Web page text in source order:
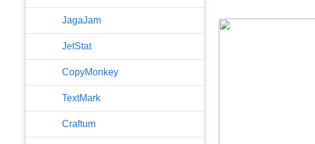
JagaJam
JetStat
CopyMonkey
TextMark
Craftum